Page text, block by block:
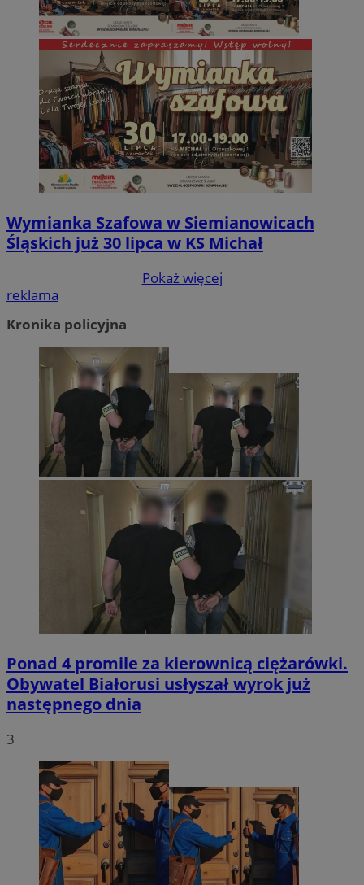
Wymianka Szafowa w Siemianowicach
Śląskich już 30 lipca w KS Michał
Pokaż więcej
reklama
Kronika policyjna
Ponad 4 promile za kierownicą ciężarówki.
Obywatel Białorusi usłyszał wyrok już
następnego dnia
3